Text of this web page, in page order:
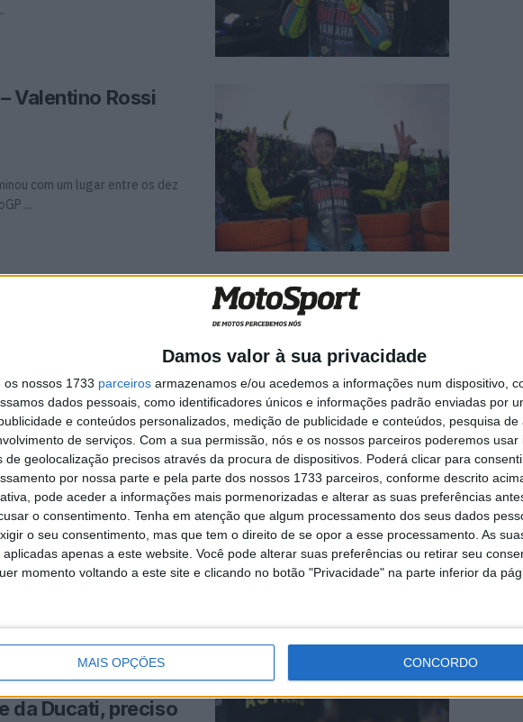
Damos valor à sua privacidade
os nossos 1733 parceiros armazenamos e/ou acedemos a informações num dispositivo,
dados pessoais, como identificadores únicos e informações padrão enviadas por
e conteúdos personalizados, medição de publicidade e conteúdos, pesquisa de
de serviços. Com a sua permissão, nós e os nossos parceiros poderemos usar
de geolocalização precisos através da procura de dispositivos. Poderá clicar para
por nossa parte e pela parte dos nossos 1733 parceiros, conforme descrito
pode aceder a informações mais pormenorizadas e alterar as suas preferências
o consentimento. Tenha em atenção que algum processamento dos seus dados
o seu consentimento, mas que tem o direito de se opor a esse processamento. As
aplicadas apenas a este website. Você pode alterar suas preferências ou retirar seu
momento voltando a este site e clicando no botão "Privacidade" na parte inferior da
MAIS OPÇÕES CONCORDO
Valentino Rossi
com um lugar entre os dez
...
Rossi
Misano
mundial aproxima-se. Mas,
em Misano, o ...
para Jake
converter num pesadelo, este é
Dovizioso: “A
da Ducati, preciso